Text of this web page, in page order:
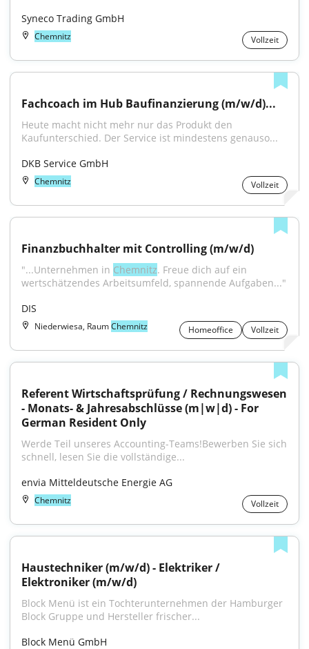
Syneco Trading GmbH
Chemnitz Vollzeit
Fachcoach im Hub Baufinanzierung (m/w/d)...
Heute macht nicht mehr nur das Produkt den
Kaufunterschied. Der Service ist mindestens genauso...
DKB Service GmbH
Chemnitz Vollzeit
Finanzbuchhalter mit Controlling (m/w/d)
"...Unternehmen in Chemnitz. Freue dich auf ein
wertschätzendes Arbeitsumfeld, spannende Aufgaben..."
DIS
Niederwiesa, RaumChemnitz Homeoffice Vollzeit
Referent Wirtschaftsprüfung / Rechnungswesen
- Monats- & Jahresabschlüsse (m|w|d) - For
German Resident Only
Werde Teil unseres Accounting-Teams!Bewerben Sie sich
schnell, lesen Sie die vollständige...
envia Mitteldeutsche Energie AG
Chemnitz Vollzeit
Haustechniker (m/w/d) - Elektriker /
Elektroniker (m/w/d)
Block Menü ist ein Tochterunternehmen der Hamburger
Block Gruppe und Hersteller frischer...
Block Menü GmbH